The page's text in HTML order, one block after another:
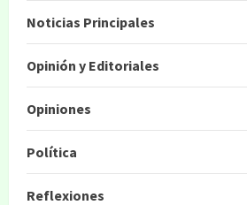
Noticias Principales
Opinión y Editoriales
Opiniones
Política
Reflexiones